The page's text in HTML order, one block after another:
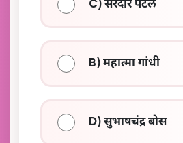
C) सरदार पटेल
B) महात्मा गांधी
D) सुभाषचंद्र बोस